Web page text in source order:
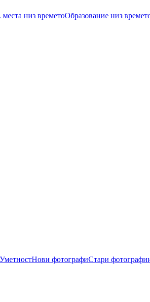
места низ времетоОбразование низ
Нови фотографиСтари